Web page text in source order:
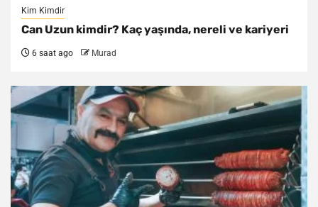
Kim Kimdir
Can Uzun kimdir? Kaç yaşında, nereli ve kariyeri
6 saat ago Murad